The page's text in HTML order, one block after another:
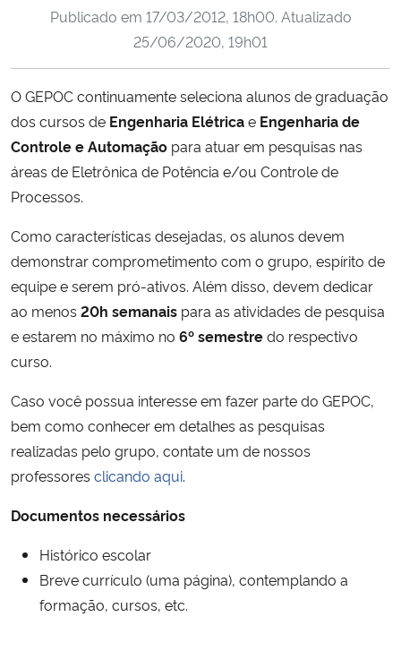
Ministério da Cidadania
Ministério da Ciência, Tecnologia, Inovações e Comunicações
Ministério do Meio Ambiente
Ministério do Desenvolvimento Regional
Controladoria-Geral da União
Ministério da Mulher, da Família e dos Direitos Humanos
Secretaria de Governo
Advocacia-Geral da União
Publicado em 17/03/2012, 18h00. Atualizado
25/06/2020, 19h01
O GEPOC continuamente seleciona alunos de graduação
dos cursos de Engenharia Elétricae Engenharia de
Controle e Automação para atuar em pesquisas nas
áreas de Eletrônica de Potência e/ou Controle de
Processos.
Como características desejadas, os alunos devem
demonstrar comprometimento com o grupo, espírito de
equipe e serem pró-ativos. Além disso, devem dedicar
ao menos 20h semanais para as atividades de pesquisa
e estarem no máximo no 6º semestredo respectivo
curso.
Caso você possua interesse em fazer parte do GEPOC,
bem como conhecer em detalhes as pesquisas
realizadas pelo grupo, contate um de nossos
professores clicando aqui.
Documentos necessários
Histórico escolar
Breve currículo (uma página), contemplando a
formação, cursos, etc.